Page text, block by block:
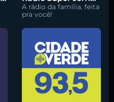
A rádio da família, feita
pra você!